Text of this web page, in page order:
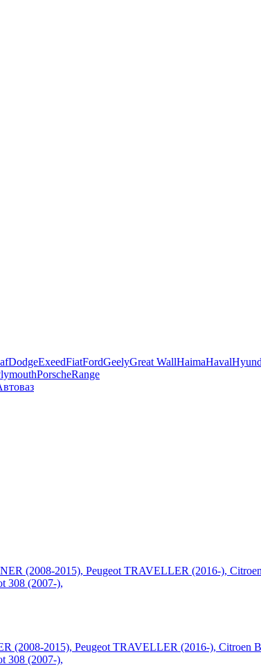
DodgeExeedFiatFordGeelyGreat WallHaimaHaval
PorscheRange
Peugeot TRAVELLER (2016-), Citroen
308 (2007-),